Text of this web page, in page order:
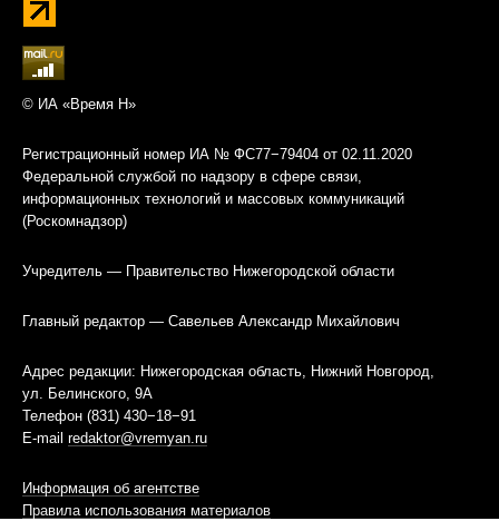
© ИА «Время Н»
Регистрационный номер ИА № ФС77−79404 от 02.11.2020
Федеральной службой по надзору в сфере связи,
информационных технологий и массовых коммуникаций
(Роскомнадзор)
Учредитель — Правительство Нижегородской области
Главный редактор — Савельев Александр Михайлович
Адрес редакции: Нижегородская область, Нижний Новгород,
ул. Белинского, 9А
Телефон (831) 430−18−91
E-mail redaktor@vremyan.ru
Информация об агентстве
Правила использования материалов